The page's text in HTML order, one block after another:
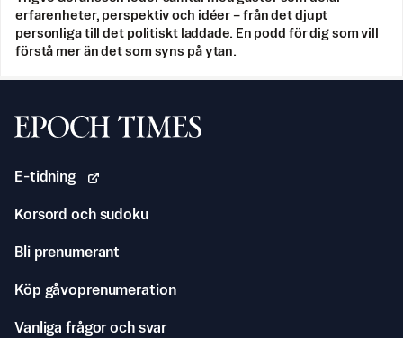
erfarenheter, perspektiv och idéer – från det djupt
personliga till det politiskt laddade. En podd för dig som vill
förstå mer än det som syns på ytan.
Svenska Epoch Times
E-tidning
Korsord och sudoku
Bli prenumerant
Köp gåvoprenumeration
Vanliga frågor och svar